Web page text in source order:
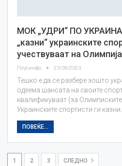
МОК „УДРИ“ ПО УКРАИНА
„казни“ украинските
учествуваат на
Плусинфо 23/06/2023
Тешко е да се разбере зошто
одзема шансата на своите
квалификуваат (за
Украинските спортисти ги казни…
ПОВЕЌЕ...
1 2 3 СЛЕДНО